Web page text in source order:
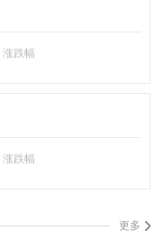
涨跌幅
涨跌幅
更多